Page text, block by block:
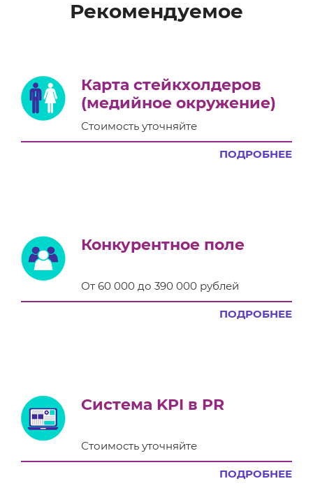
Рекомендуемое
Карта стейкхолдеров
(медийное окружение)
Стоимость уточняйте
ПОДРОБНЕЕ
Конкурентное поле
От 60 000 до 390 000 рублей
ПОДРОБНЕЕ
Система KPI в PR
Стоимость уточняйте
ПОДРОБНЕЕ